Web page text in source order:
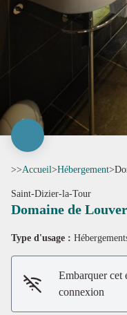
>>Accueil>Hébergement>
Saint-Dizier-la-Tour
Domaine de
Type d'usage :
Embarquer cet
connexion